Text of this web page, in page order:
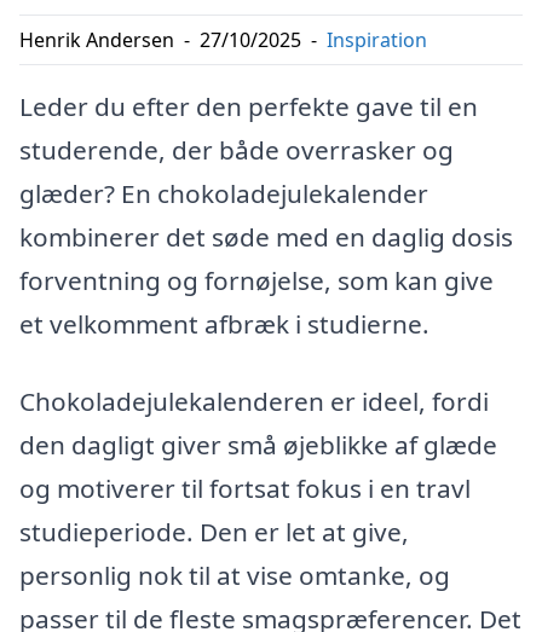
Henrik Andersen - 27/10/2025 - Inspiration
Leder du efter den perfekte gave til en
studerende, der både overrasker og
glæder? En chokoladejulekalender
kombinerer det søde med en daglig dosis
forventning og fornøjelse, som kan give
et velkomment afbræk i studierne.
Chokoladejulekalenderen er ideel, fordi
den dagligt giver små øjeblikke af glæde
og motiverer til fortsat fokus i en travl
studieperiode. Den er let at give,
personlig nok til at vise omtanke, og
passer til de fleste smagspræferencer. Det